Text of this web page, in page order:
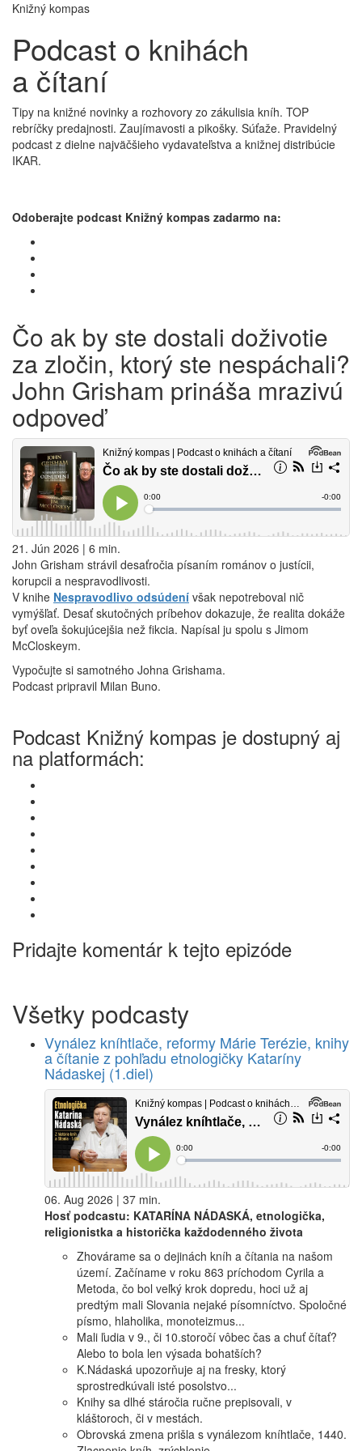
Knižný kompas
Podcast o knihách
a čítaní
Tipy na knižné novinky a rozhovory zo zákulisia kníh. TOP
rebríčky predajnosti. Zaujímavosti a pikošky. Súťaže. Pravidelný
podcast z dielne najväčšieho vydavateľstva a knižnej distribúcie
IKAR.
Odoberajte podcast Knižný kompas zadarmo na:
Čo ak by ste dostali doživotie
za zločin, ktorý ste nespáchali?
John Grisham prináša mrazivú
odpoveď
21. Jún 2026 | 6 min.
John Grisham strávil desaťročia písaním románov o justícii,
korupcii a nespravodlivosti.
V knihe Nespravodlivo odsúdení však nepotreboval nič
vymýšľať. Desať skutočných príbehov dokazuje, že realita dokáže
byť oveľa šokujúcejšia než fikcia. Napísal ju spolu s Jimom
McCloskeym.
Vypočujte si samotného Johna Grishama.
Podcast pripravil Milan Buno.
Podcast Knižný kompas je dostupný aj
na platformách:
Pridajte komentár k tejto epizóde
Všetky podcasty
Vynález kníhtlače, reformy Márie Terézie, knihy
a čítanie z pohľadu etnologičky Kataríny
Nádaskej (1.diel)
06. Aug 2026 | 37 min.
Hosť podcastu: KATARÍNA NÁDASKÁ, etnologička,
religionistka a historička každodenného života
Zhovárame sa o dejinách kníh a čítania na našom
území. Začíname v roku 863 príchodom Cyrila a
Metoda, čo bol veľký krok dopredu, hoci už aj
predtým mali Slovania nejaké písomníctvo. Spoločné
písmo, hlaholika, monoteizmus...
Mali ľudia v 9., či 10.storočí vôbec čas a chuť čítať?
Alebo to bola len výsada bohatších?
K.Nádaská upozorňuje aj na fresky, ktorý
sprostredkúvali isté posolstvo...
Knihy sa dlhé stáročia ručne prepisovali, v
kláštoroch, či v mestách.
Obrovská zmena prišla s vynálezom kníhtlače, 1440.